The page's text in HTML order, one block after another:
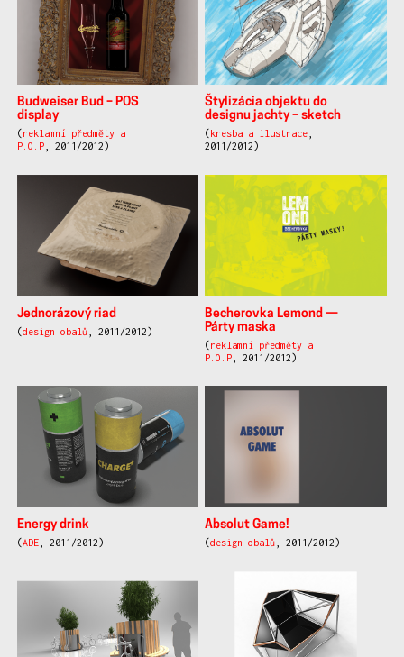
Budweiser Bud – POS
display
(reklamní předměty a
P.O.P, 2011/2012)
Štylizácia objektu do
designu jachty – sketch
(kresba a ilustrace
2011/2012)
Jednorázový riad
(design obalů, 2011/2012)
Becherovka Lemond —
Párty maska
(reklamní předměty a
P.O.P , 2011/2012)
Energy drink
(ADE, 2011/2012)
Absolut Game!
(design obalů , 2011/2012)